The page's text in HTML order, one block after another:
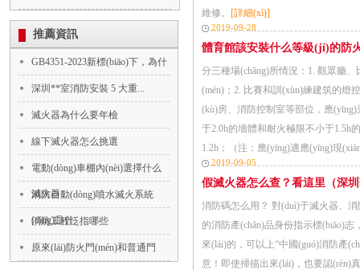
推薦資訊
GB4351-2023新標(biāo)下，為什
深圳**室消防安裝 5 大重...
滅火器為什么要年檢
線下滅火器怎么挑選
電動(dòng)車棚內(nèi)選擇什么
滅火器...
消防自動(dòng)噴水滅火系統
(tǒng)是什...
消防工程泛指哪些
原來(lái)防火門(mén)和普通門
維修。 [詳細(xì)]
2019-09-28
體育館該安裝什么等級(jí)的防
分三種場(chǎng)所情況：1. 觀眾廳
(mén)；2. 比賽和訓(xùn)練建筑的燈
(kù)房、消防控制室等部位，應
于2.0h的墻體和耐火極限不小于1.5h
1.2h；（注：應(yīng)適應(yīng)現
2019-09-05
假滅火器怎么查？看這里（深
消防碼怎么用？ 對(duì)于滅火器、
的消防產(chǎn)品身份指示標(biāo)志
來(lái)的，可以上“中國(guó)消防產
意！即使掃描出來(lái)，也要認